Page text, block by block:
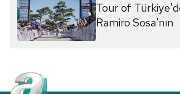
Tour of
Ramiro Sosa'nın